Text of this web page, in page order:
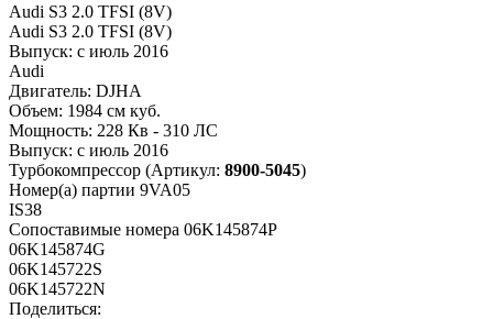
Audi S3 2.0 TFSI (8V)
Audi S3 2.0 TFSI (8V)
Выпуск: с июль 2016
Audi
Двигатель: DJHA
Объем: 1984 см куб.
Мощность: 228 Кв - 310 ЛС
Выпуск: с июль 2016
Турбокомпрессор (Артикул: 8900-5045)
Номер(а) партии 9VA05
IS38
Сопоставимые номера 06K145874P
06K145874G
06K145722S
06K145722N
Поделиться: